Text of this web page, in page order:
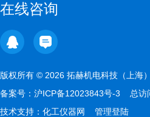
在线咨询
版权所有 © 2026 拓赫机电科技（上海
备案号： 沪ICP备12023843号-3 总访
技术支持： 化工仪器网 管理登陆